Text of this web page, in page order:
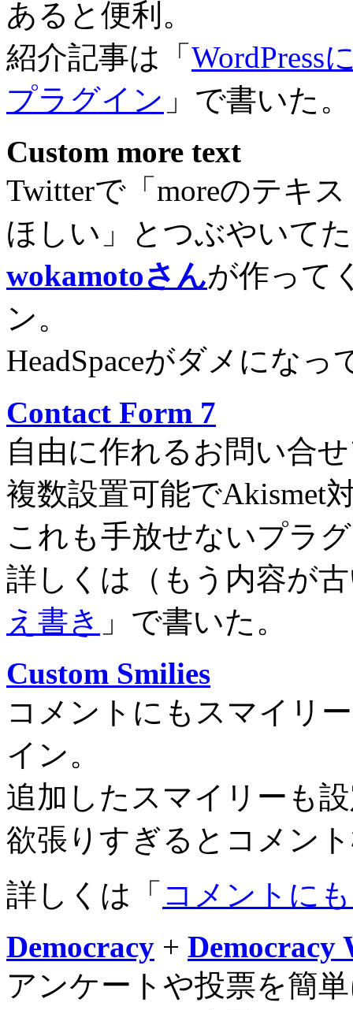
あると便利。
紹介記事は「 WordPress
プラグイン 」で書いた。
Custom more text
Twitterで「moreのテキ
ほしい」とつぶやいて
wokamotoさんが作って
ン。
HeadSpaceがダメにな
Contact Form 7
自由に作れるお問い合
複数設置可能でAkismet
これも手放せないプラ
詳しくは（もう内容が
え書き 」で書いた。
Custom Smilies
コメントにもスマイリ
イン。
追加したスマイリーも
欲張りすぎるとコメン
詳しくは「 コメントに
Democracy + Democracy
アンケートや投票を簡